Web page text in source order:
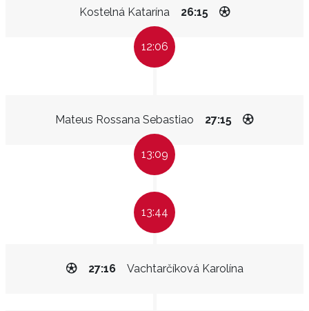
Kostelná Katarína 26:15
12:06
Mateus Rossana Sebastiao 27:15
13:09
13:44
Vachtarčíková Karolína
27:16